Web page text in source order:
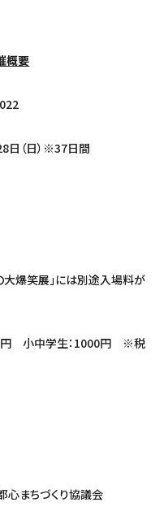
概要
日（日）※37日間
展」には別途入場料が
小中学生：1000円 ※税
まちづくり協議会